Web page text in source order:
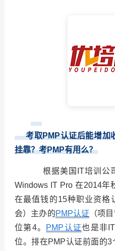
考取PMP认证后能增加
挂靠？考PMP有用么？
根据美国IT培训公
Windows IT Pro 在2014年
在最值钱的15种职业资格
会）主办的PMP认证 （项
位第4。 PMP认证也是非
位。排在PMP认证前面的